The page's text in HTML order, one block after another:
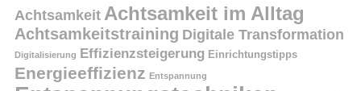
Achtsamkeit Achtsamkeit im Alltag
Achtsamkeitstraining Digitale Transformation
Digitalisierung Effizienzsteigerung Einrichtungstipps
Energieeffizienz Entspannung